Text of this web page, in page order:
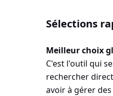
Sélections
Meilleur choix
C'est l'outil qui
rechercher
avoir à gérer